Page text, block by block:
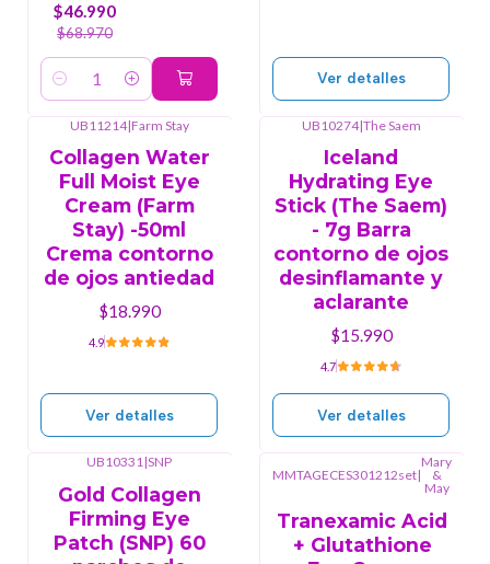
$46.990
$68.970
Cantidad
Ver detalles
UB11214|Farm Stay
Collagen Water
Full Moist Eye
Cream (Farm
Stay) -50ml
Crema contorno
de ojos antiedad
$18.990
4.9
Ver detalles
UB10274|The Saem
Iceland
Hydrating Eye
Stick (The Saem)
- 7g Barra
contorno de ojos
desinflamante y
aclarante
$15.990
4.7
Ver detalles
UB10331|SNP
Gold Collagen
Firming Eye
Patch (SNP) 60
Agotado
MMTAGECES301212set|
Mary
&
May
Tranexamic Acid
+ Glutathione